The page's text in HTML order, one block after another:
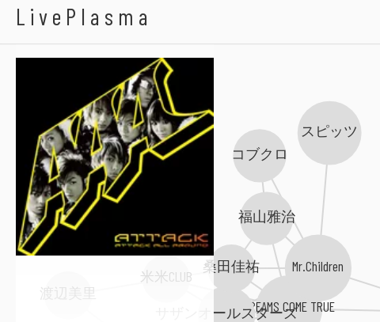
LivePlasma
DREAMS COME TRUE
Mr.Children
サザンオールスターズ
福山雅治
米米CLUB
渡辺美里
桑田佳祐
スピッツ
コブクロ
AAA